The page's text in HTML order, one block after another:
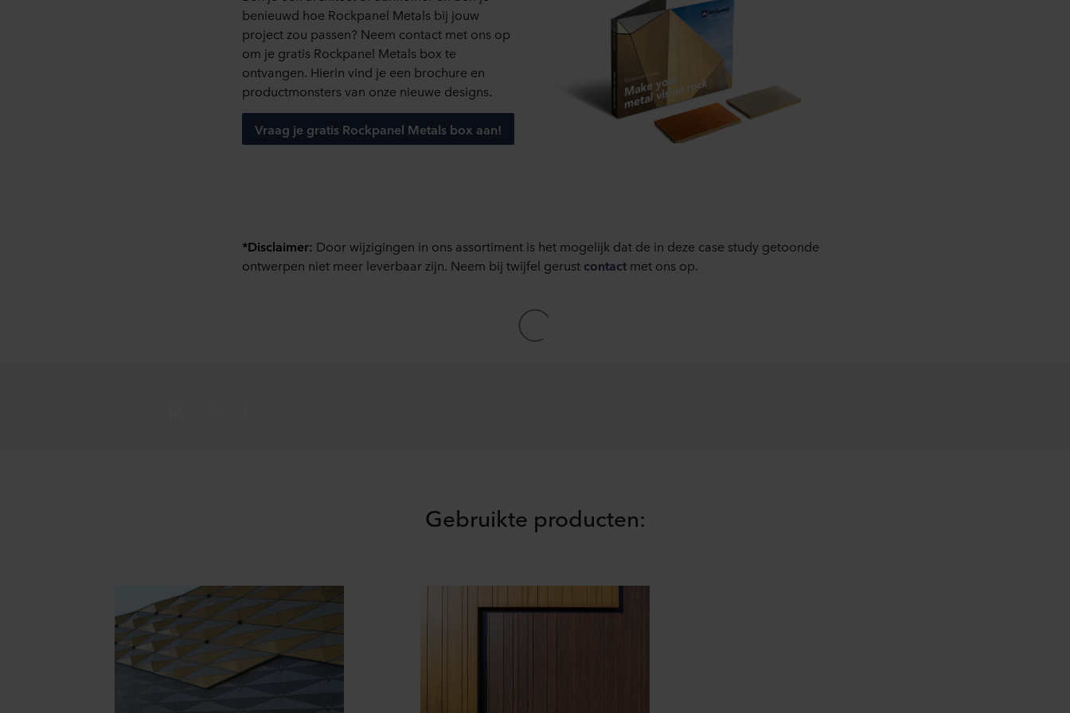
U kunt uw toestemming op elk moment intrekken of wijzigen door op het cookie-icoontje onderaan de website te klikken.
Over ons gebruik van cookies kunt u meer lezen in de rubriek ‘Over ons’, en over de verwerking van persoonsgegevens
Privacy statements. Daarin staat ook welk specifiek ROCKWOOL-bedrijf de verwerkingsverantwoordelijke is
voor uw persoonsgegevens.
benieuwd hoe Rockpanel Metals bij jouw
project zou passen? Neem contact met ons op
om je gratis Rockpanel Metals box te
ontvangen. Hierin vind je een brochure en
productmonsters van onze nieuwe designs.
Vraag je gratis Rockpanel Metals box aan!
*Disclaimer: Door wijzigingen in ons assortiment is het mogelijk dat de in deze case study getoonde
ontwerpen niet meer leverbaar zijn. Neem bij twijfel gerust contact met ons op.
Gebruikte producten: